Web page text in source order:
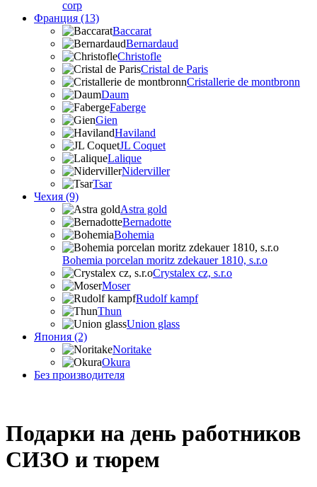
corp
Франция (13)
Baccarat
Bernardaud
Christofle
Cristal de Paris
Cristallerie de montbronn
Daum
Faberge
Gien
Haviland
JL Coquet
Lalique
Niderviller
Tsar
Чехия (9)
Astra gold
Bernadotte
Bohemia
Bohemia porcelan moritz zdekauer 1810, s.r.o
Crystalex cz, s.r.o
Moser
Rudolf kampf
Thun
Union glass
Япония (2)
Noritake
Okura
Без производителя
Подарки на день работников
СИЗО и тюрем